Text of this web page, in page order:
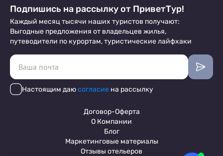
Подпишись на рассылку от ПриветТур!
Каждый месяц тысячи наших туристов получают:
Выгодные предложения от владельцев жилья,
путеводители по курортам, туристические лайфхаки
Настоящим даюсогласие на рассылку
Договор-Оферта
О Компании
Блог
Маркетинговые материалы
Отзывы отельеров